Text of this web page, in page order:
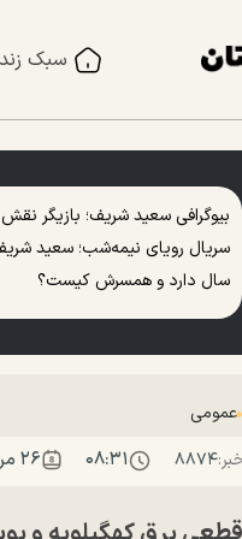
سبک
بیوگرافی سعید شریف؛ بازیگر
سریال رویای نیمه‌شب؛ سعید
سال دارد و همسرش کیست؟
عمومی
۸۸۷۴ ۰۸:۳۱ ۲۶ مرداد ۱۴۰۴